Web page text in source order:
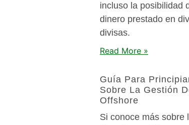
incluso la posibilidad
dinero prestado en
divisas.
Read More »
Guía Para
Sobre La Gestión
Offshore
Si conoce más sobre